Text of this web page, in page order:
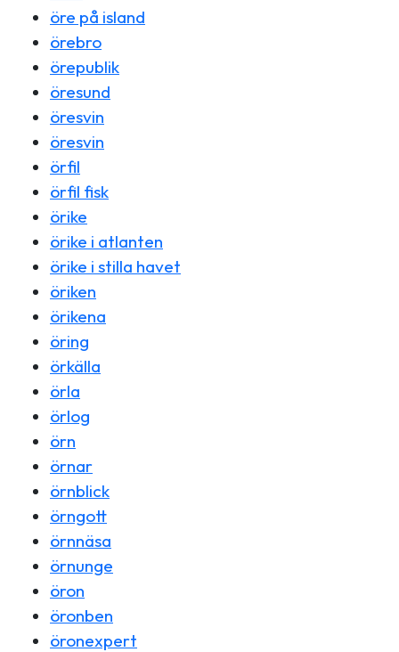
öre på island
örebro
örepublik
öresund
öresvin
öresvin
örfil
örfil fisk
örike
örike i atlanten
örike i stilla havet
öriken
örikena
öring
örkälla
örla
örlog
örn
örnar
örnblick
örngott
örnnäsa
örnunge
öron
öronben
öronexpert